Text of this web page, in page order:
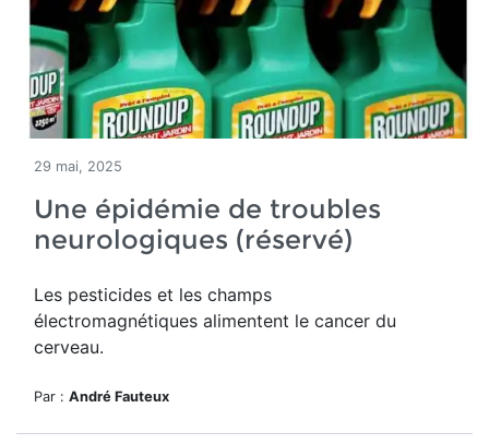
29 mai, 2025
Une épidémie de troubles
neurologiques (réservé)
Les pesticides et les champs
électromagnétiques alimentent le cancer du
cerveau.
Par : André Fauteux